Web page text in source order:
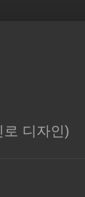
디자인)